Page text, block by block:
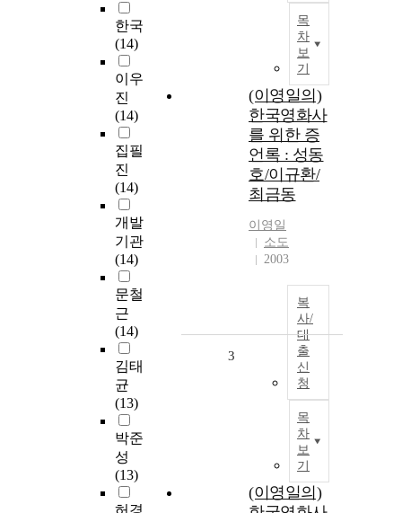
한국
(14)
이우
진
(14)
집필
진
(14)
개발
기관
(14)
문철
근
(14)
김태
균
(13)
박준
성
(13)
목
차
보
기
(이영일의)
한국영화사
를 위한 증
언록 : 성동
호/이규환/
최금동
이영일
소도
2003
복
사/
대
출
신
청
목
차
보
기
3
(이영일의)